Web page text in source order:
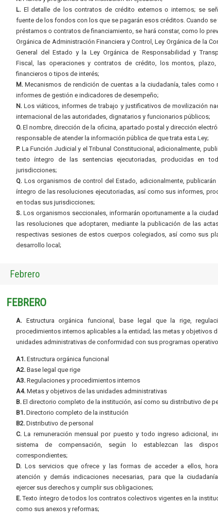
L. El detalle de los contratos de crédito externos o internos; se
fuente de los fondos con los que se pagarán esos créditos. Cuando se
préstamos o contratos de financiamiento, se hará constar, como lo
Orgánica de Administración Financiera y Control, Ley Orgánica de la
General del Estado y la Ley Orgánica de Responsabilidad y
Fiscal, las operaciones y contratos de crédito, los montos,
financieros o tipos de interés;
M. Mecanismos de rendición de cuentas a la ciudadanía, tales como
informes de gestión e indicadores de desempeño;
N. Los viáticos, informes de trabajo y justificativos de movilización
internacional de las autoridades, dignatarios y funcionarios públicos;
O. El nombre, dirección de la oficina, apartado postal y dirección
responsable de atender la información pública de que trata esta Ley;
P. La Función Judicial y el Tribunal Constitucional, adicionalmente,
texto íntegro de las sentencias ejecutoriadas, producidas en
jurisdicciones;
Q. Los organismos de control del Estado, adicionalmente, publicarán
íntegro de las resoluciones ejecutoriadas, así como sus informes,
en todas sus jurisdicciones;
S. Los organismos seccionales, informarán oportunamente a la
las resoluciones que adoptaren, mediante la publicación de las
respectivas sesiones de estos cuerpos colegiados, así como sus
desarrollo local;
Febrero
FEBRERO
A. Estructura orgánica funcional, base legal que la rige,
procedimientos internos aplicables a la entidad; las metas y objetivos
unidades administrativas de conformidad con sus programas
A1. Estructura orgánica funcional
A2. Base legal que rige
A3. Regulaciones y procedimientos internos
A4. Metas y objetivos de las unidades administrativas
B. El directorio completo de la institución, así como su distributivo de
B1. Directorio completo de la institución
B2. Distributivo de personal
C. La remuneración mensual por puesto y todo ingreso adicional,
sistema de compensación, según lo establezcan las
correspondientes;
D. Los servicios que ofrece y las formas de acceder a ellos,
atención y demás indicaciones necesarias, para que la
ejercer sus derechos y cumplir sus obligaciones;
E.Texto íntegro de todos los contratos colectivos vigentes en la
como sus anexos y reformas;